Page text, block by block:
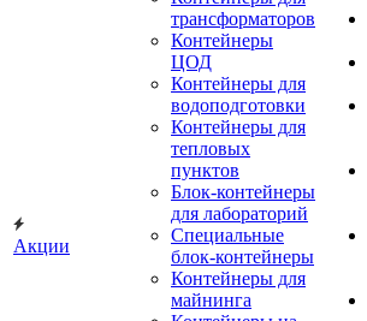
Акции
трансформаторов
Контейнеры
ЦОД
Контейнеры для
водоподготовки
Контейнеры для
тепловых
пунктов
Блок-контейнеры
для лабораторий
Специальные
блок-контейнеры
Контейнеры для
майнинга